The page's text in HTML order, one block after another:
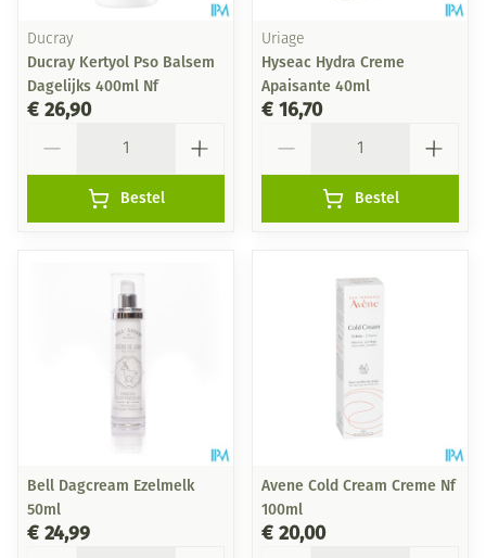
Ducray
Ducray Kertyol Pso Balsem
Dagelijks 400ml Nf
€ 26,90
Bestel
Uriage
Hyseac Hydra Creme
Apaisante 40ml
€ 16,70
Bestel
Bell Dagcream Ezelmelk
50ml
€ 24,99
Avene Cold Cream Creme Nf
100ml
€ 20,00